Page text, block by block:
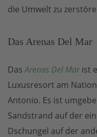
die Umwelt zu
Das Arenas Del Mar
DasArenas Del Marist
Luxusresort am
Antonio. Es ist
Sandstrand auf der
Dschungel auf der